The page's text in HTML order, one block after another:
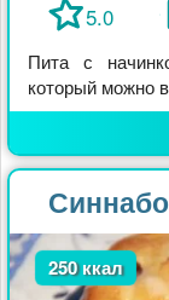
5.0
Пита с
который можно
250 ккал